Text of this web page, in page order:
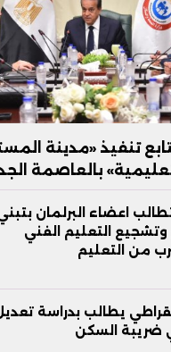
تنفيذ «مدينة
بالعاصمة
اعضاء البرلمان
وتشجيع التعليم الفني
من التعليم
يطالب بدراسة
ضريبة السكن